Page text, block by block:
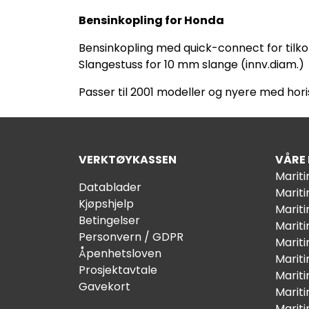
Bensinkopling for Honda
Bensinkopling med quick-connect for
Slangestuss for 10 mm slange (innv.diam.)
Passer til 2001 modeller og nyere med
VERKTØYKASSEN
Datablader
Kjøpshjelp
Betingelser
Personvern / GDPR
Åpenhetsloven
Prosjektavtale
Gavekort
VÅRE